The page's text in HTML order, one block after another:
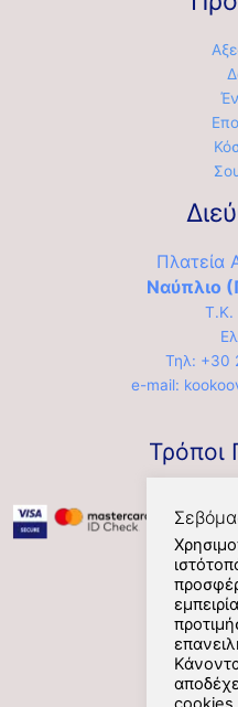
Πλατεία
Ναύπλιο
Τ.Κ.
Τηλ: +30
e-mail:
Τρόποι